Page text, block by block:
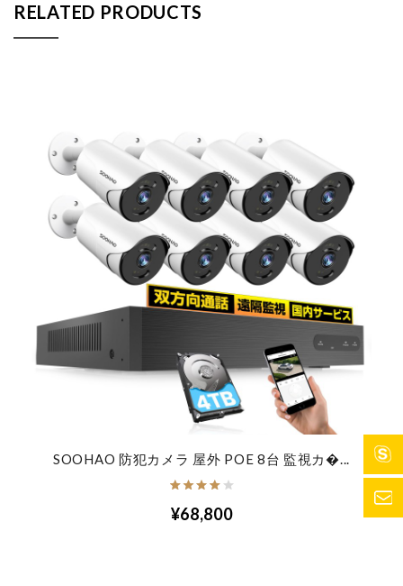
RELATED PRODUCTS
SOOHAO 防犯カメラ 屋外 POE 8台 監視カ�...
¥68,800